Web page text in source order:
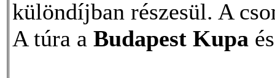
különdíjban részesül. A
A túra a Budapest Kupa